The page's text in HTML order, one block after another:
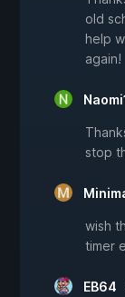
old
help
again!
stop
wish
timer
EB64